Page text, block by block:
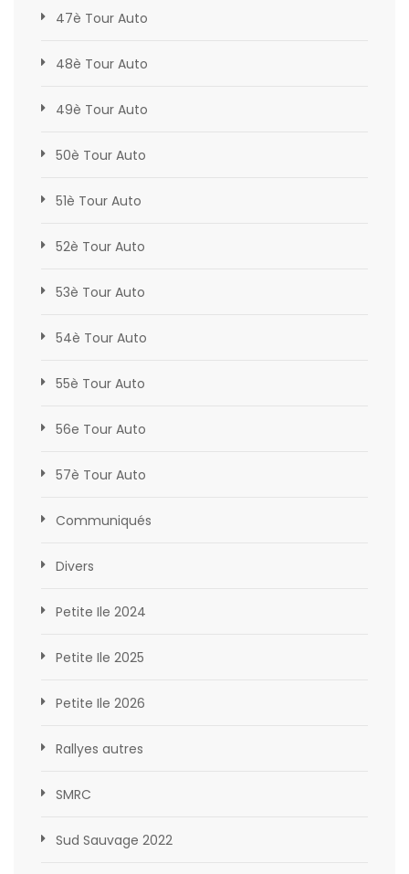
47è Tour Auto
48è Tour Auto
49è Tour Auto
50è Tour Auto
51è Tour Auto
52è Tour Auto
53è Tour Auto
54è Tour Auto
55è Tour Auto
56e Tour Auto
57è Tour Auto
Communiqués
Divers
Petite Ile 2024
Petite Ile 2025
Petite Ile 2026
Rallyes autres
SMRC
Sud Sauvage 2022